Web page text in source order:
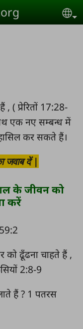
, ( प्रेरितों 17:28-
एक नए सम्बन्ध में
कर सकते हैं।
जवाब दें |
के जीवन को
करें
को ढूँढना चाहते हैं ,
2:8-9
हैं ? 1 पतरस